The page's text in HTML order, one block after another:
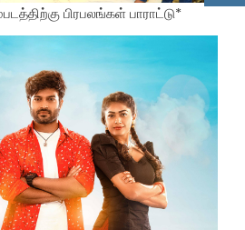
பிரபலங்கள் பாராட்டு*